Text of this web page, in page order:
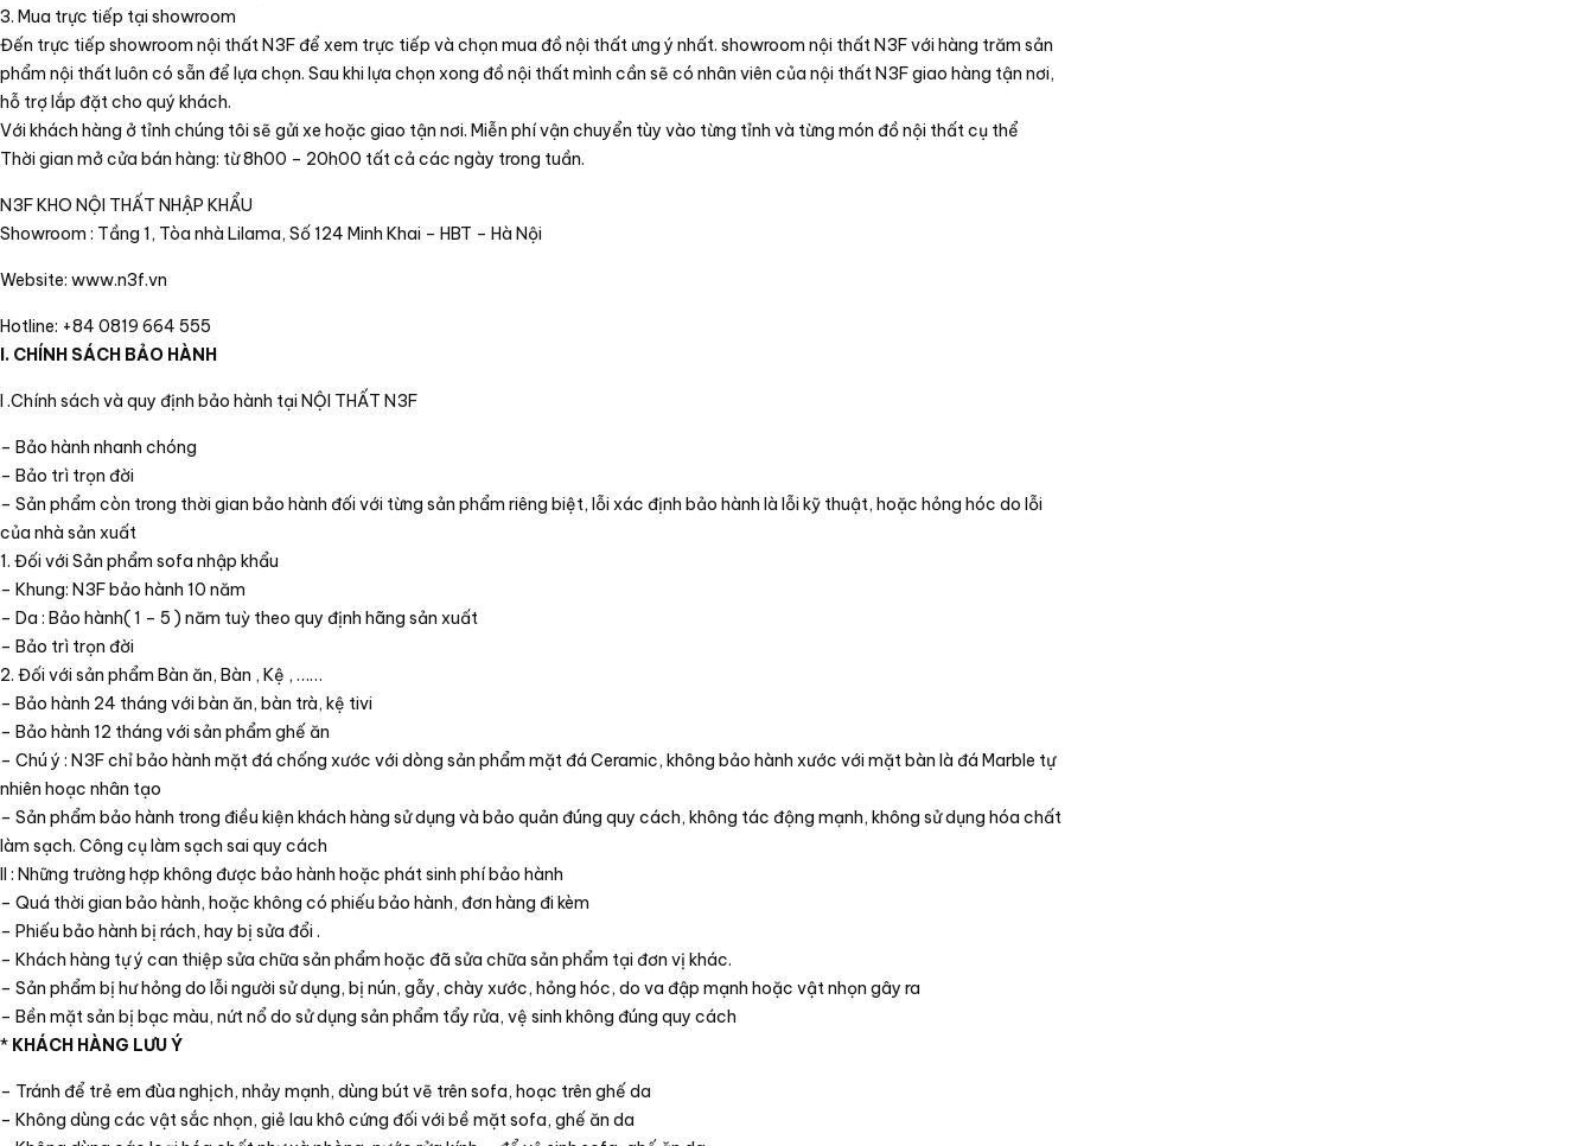
3. Mua trực tiếp tại showroom
Đến trực tiếp showroom nội thất N3F để xem trực tiếp và chọn mua đồ nội thất ưng ý nhất. showroom nội thất N3F với hàng trăm sản
phẩm nội thất luôn có sẵn để lựa chọn. Sau khi lựa chọn xong đồ nội thất mình cần sẽ có nhân viên của nội thất N3F giao hàng tận nơi,
hỗ trợ lắp đặt cho quý khách.
Với khách hàng ở tỉnh chúng tôi sẽ gửi xe hoặc giao tận nơi. Miễn phí vận chuyển tùy vào từng tỉnh và từng món đồ nội thất cụ thể
Thời gian mở cửa bán hàng: từ 8h00 – 20h00 tất cả các ngày trong tuần.
N3F KHO NỘI THẤT NHẬP KHẨU
Showroom : Tầng 1, Tòa nhà Lilama, Số 124 Minh Khai – HBT – Hà Nội
Website: www.n3f.vn
Hotline: +84 0819 664 555
I. CHÍNH SÁCH BẢO HÀNH
I .Chính sách và quy định bảo hành tại NỘI THẤT N3F
– Bảo hành nhanh chóng
– Bảo trì trọn đời
– Sản phẩm còn trong thời gian bảo hành đối với từng sản phẩm riêng biệt, lỗi xác định bảo hành là lỗi kỹ thuật, hoặc hỏng hóc do lỗi
của nhà sản xuất
1. Đối với Sản phẩm sofa nhập khẩu
– Khung: N3F bảo hành 10 năm
– Da : Bảo hành( 1 – 5 ) năm tuỳ theo quy định hãng sản xuất
– Bảo trì trọn đời
2. Đối với sản phẩm Bàn ăn, Bàn , Kệ , ……
– Bảo hành 24 tháng với bàn ăn, bàn trà, kệ tivi
– Bảo hành 12 tháng với sản phẩm ghế ăn
– Chú ý : N3F chỉ bảo hành mặt đá chống xước với dòng sản phẩm mặt đá Ceramic, không bảo hành xước với mặt bàn là đá Marble tự
nhiên hoạc nhân tạo
– Sản phẩm bảo hành trong điều kiện khách hàng sử dụng và bảo quản đúng quy cách, không tác động mạnh, không sử dụng hóa chất
làm sạch. Công cụ làm sạch sai quy cách
II : Những trường hợp không được bảo hành hoặc phát sinh phí bảo hành
– Quá thời gian bảo hành, hoặc không có phiếu bảo hành, đơn hàng đi kèm
– Phiếu bảo hành bị rách, hay bị sửa đổi .
– Khách hàng tự ý can thiệp sửa chữa sản phẩm hoặc đã sửa chữa sản phẩm tại đơn vị khác.
– Sản phẩm bị hư hỏng do lỗi người sử dụng, bị nún, gẫy, chày xước, hỏng hóc, do va đập mạnh hoặc vật nhọn gây ra
– Bền mặt sản bị bạc màu, nứt nổ do sử dụng sản phẩm tẩy rửa, vệ sinh không đúng quy cách
* KHÁCH HÀNG LƯU Ý
– Tránh để trẻ em đùa nghịch, nhảy mạnh, dùng bút vẽ trên sofa, hoạc trên ghế da
– Không dùng các vật sắc nhọn, giẻ lau khô cứng đối với bề mặt sofa, ghế ăn da